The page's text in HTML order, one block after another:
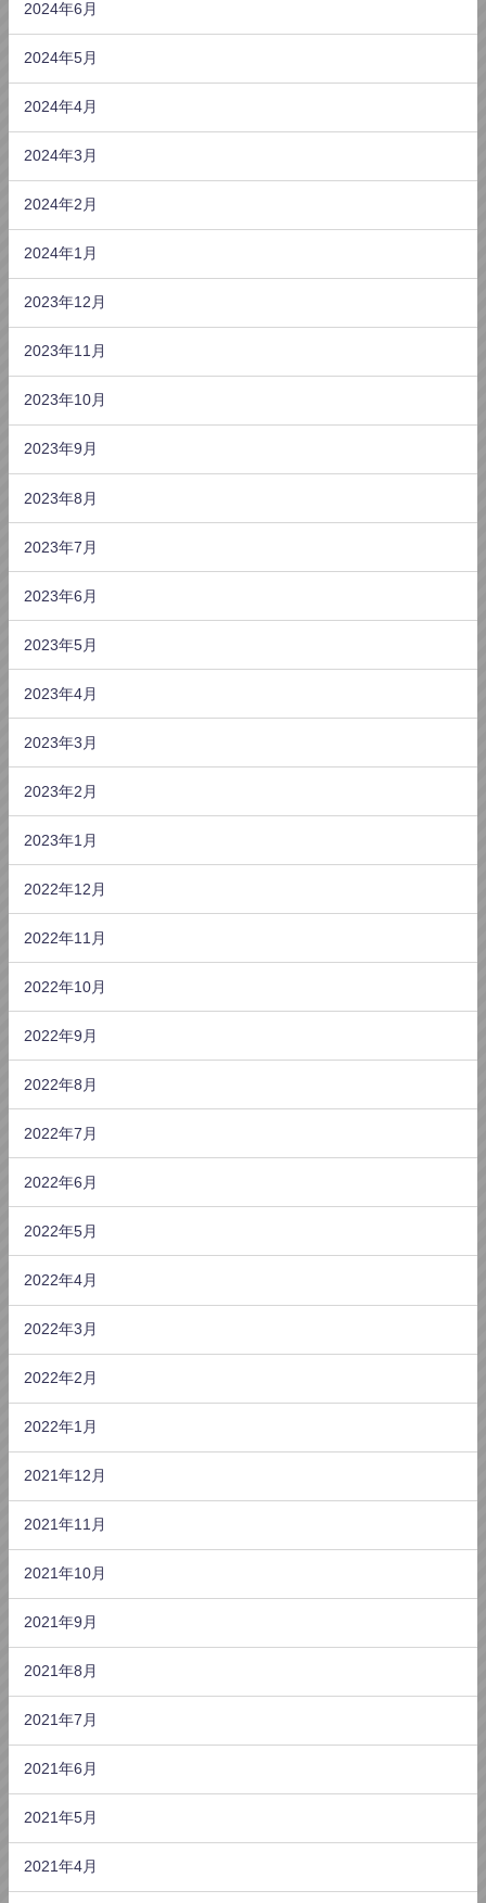
2024年6月
2024年5月
2024年4月
2024年3月
2024年2月
2024年1月
2023年12月
2023年11月
2023年10月
2023年9月
2023年8月
2023年7月
2023年6月
2023年5月
2023年4月
2023年3月
2023年2月
2023年1月
2022年12月
2022年11月
2022年10月
2022年9月
2022年8月
2022年7月
2022年6月
2022年5月
2022年4月
2022年3月
2022年2月
2022年1月
2021年12月
2021年11月
2021年10月
2021年9月
2021年8月
2021年7月
2021年6月
2021年5月
2021年4月